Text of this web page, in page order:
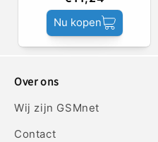
Nu kopen
Over ons
Wij zijn GSMnet
Contact